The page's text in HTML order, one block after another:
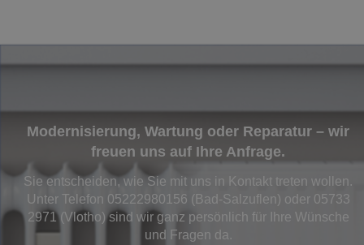
Modernisierung, Wartung oder Reparatur – wir
freuen uns auf Ihre Anfrage.
Sie entscheiden, wie Sie mit uns in Kontakt treten wollen.
Unter Telefon 05222980156 (Bad-Salzuflen) oder 05733
2971 (Vlotho) sind wir ganz persönlich für Ihre Wünsche
und Fragen da.